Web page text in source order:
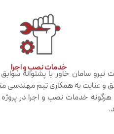
خدمات نصب و اجرا​
نیرو سامان خاور با پشتوانه
و عنایت به همکاری تیم مهندسی
هرگونه خدمات نصب و اجرا در